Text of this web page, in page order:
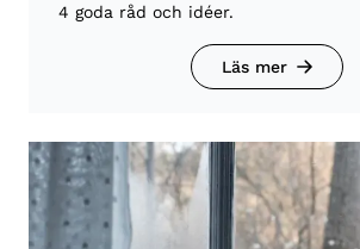
4 goda råd och idéer.
Läs mer